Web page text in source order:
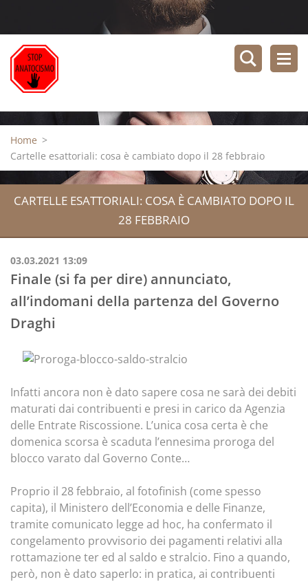
Home >
Cartelle esattoriali: cosa è cambiato dopo il 28 febbraio
CARTELLE ESATTORIALI: COSA È CAMBIATO DOPO IL
28 FEBBRAIO
03.03.2021 13:09
Finale (si fa per dire) annunciato,
all’indomani della partenza del Governo
Draghi
Infatti ancora non è dato sapere cosa ne sarà dei debiti
maturati dai contribuenti e presi in carico da Agenzia
delle Entrate Riscossione. L’unica cosa certa è che
domenica scorsa è scaduta l’ennesima proroga del
blocco varato dal Governo Conte…
Proprio il 28 febbraio, al fotofinish (come spesso
capita), il Ministero dell’Economia e delle Finanze,
tramite comunicato legge ad hoc, ha confermato il
congelamento provvisorio dei pagamenti relativi alla
rottamazione ter ed al saldo e stralcio. Fino a quando,
però, non è dato saperlo: in pratica, ai contribuenti